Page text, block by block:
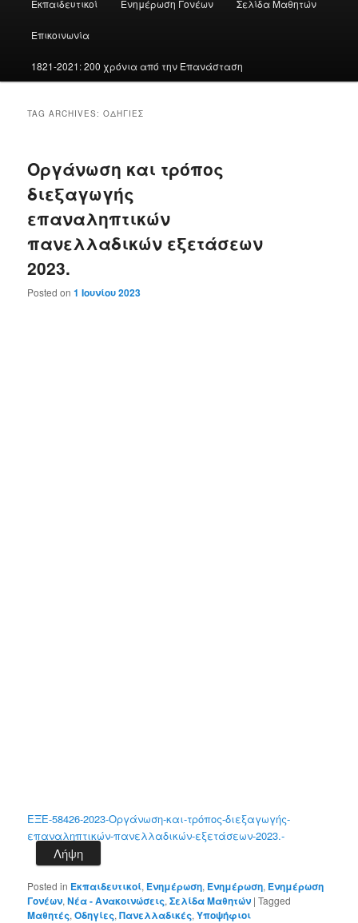
Εκπαιδευτικοί Ενημέρωση Γονέων Σελίδα Μαθητών
Επικοινωνία
1821-2021: 200 χρόνια από την Επανάσταση
TAG ARCHIVES:ΟΔΗΓΊΕΣ
Οργάνωση και τρόπος
διεξαγωγής
επαναληπτικών
πανελλαδικών εξετάσεων
2023.
Posted on1 Ιουνίου 2023
ΕΞΕ-58426-2023-Οργάνωση-και-τρόπος-διεξαγωγής-
επαναληπτικών-πανελλαδικών-εξετάσεων-2023.-
Λήψη
Posted in Εκπαιδευτικοί, Ενημέρωση, Ενημέρωση, Ενημέρωση
Γονέων,Νέα - Ανακοινώσεις,Σελίδα Μαθητών |Tagged
Μαθητές,Οδηγίες,Πανελλαδικές,Υποψήφιοι